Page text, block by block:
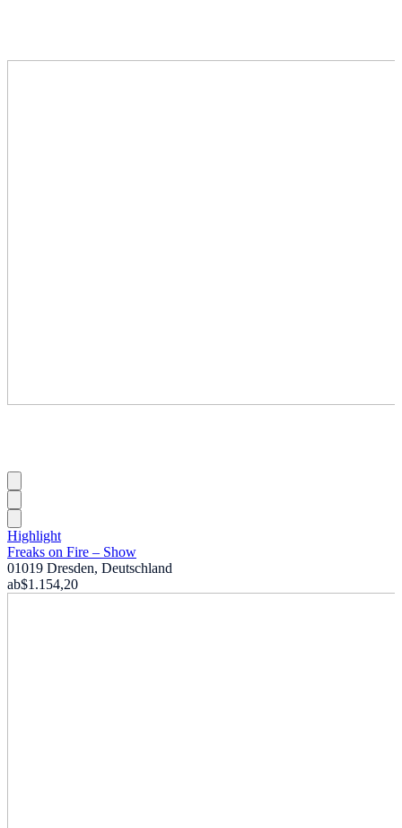
Highlight
Freaks on Fire – Show
01019 Dresden, Deutschland
ab$1.154,20